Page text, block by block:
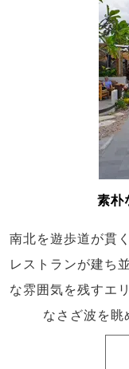
素朴
南北を遊歩道が貫
レストランが建ち
な雰囲気を残すエ
なさざ波を眺